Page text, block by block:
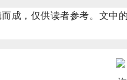
成，仅供读者参考。文